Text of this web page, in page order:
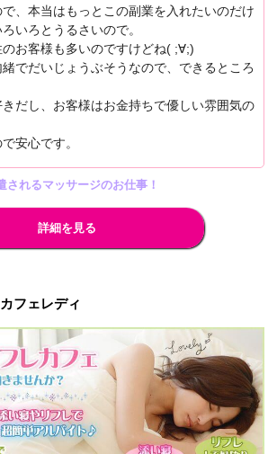
、本当はもっとこの副業を入れたいのだけ
いろとうるさいので。
お客様も多いのですけどね( ;∀;)
でだいじょうぶそうなので、できるところ
だし、お客様はお金持ちで優しい雰囲気の
安心です。
されるマッサージのお仕事！
詳細を見る
フェレディ